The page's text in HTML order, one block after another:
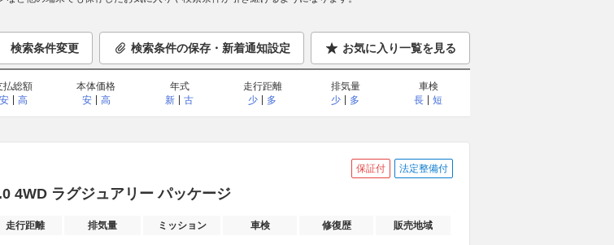
検索条件変更 検索条件の保存・新着通知設定 お気に入り一覧を見る
払総額
安
高
本体価格
安
高
年式
新
古
走行距離
少
多
排気量
少
多
車検
長
短
保証付 法定整備付
4WD ラグジュアリー パッケージ
走行距離 排気量 ミッション 車検 修復歴 販売地域